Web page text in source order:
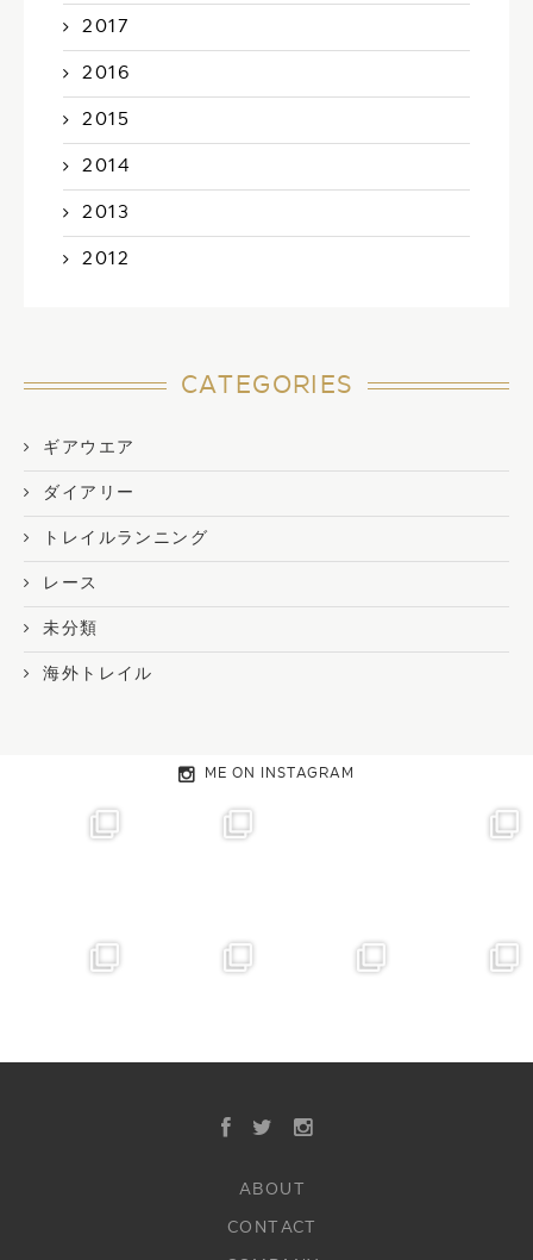
2017
2016
2015
2014
2013
2012
CATEGORIES
ギアウエア
ダイアリー
トレイルランニング
レース
未分類
海外トレイル
ME ON INSTAGRAM
ABOUT
CONTACT